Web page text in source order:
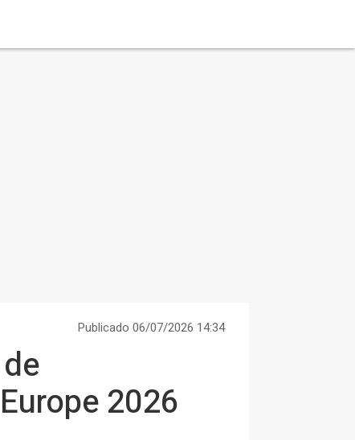
Publicado 06/07/2026 14:34
2026